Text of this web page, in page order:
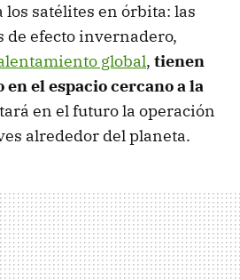
los satélites en órbita: las
de efecto invernadero,
global, tienen
el espacio cercano a la
en el futuro la operación
alrededor del planeta.